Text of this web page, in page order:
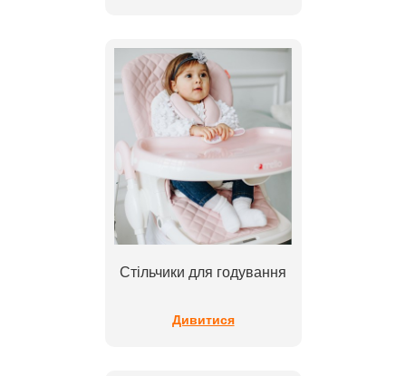
Стільчики для годування
Дивитися